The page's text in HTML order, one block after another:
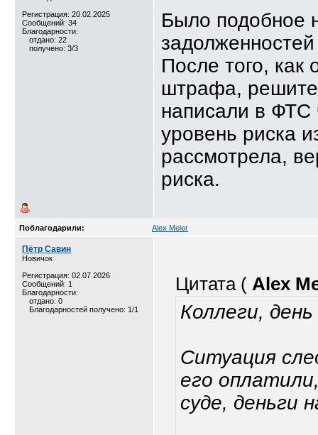
Регистрация: 20.02.2025
Сообщений: 34
Благодарности:
отдано: 22
получено: 3/3
Было подобное
После того, как
штрафа,
написали в ФТС
уровень риска
рассмотрела,
риска.
Поблагодарили: Alex Meier
Пётр Савин
Новичок
Регистрация: 02.07.2026
Сообщений: 1
Благодарности:
отдано: 0
Благодарностей получено: 1/1
Цитата ( Alex
Коллеги,
Ситуация
его
суде, деньги